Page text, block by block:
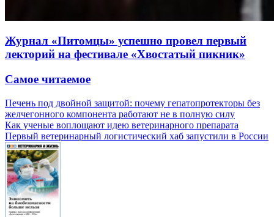
Журнал «Питомцы» успешно провел первый
лекторий на фестивале «Хвостатый пикник»
Самое читаемое
Печень под двойной защитой: почему гепатопротекторы без
желчегонного компонента работают не в полную силу
Как ученые воплощают идею ветеринарного препарата
Первый ветеринарный логистический хаб запустили в России